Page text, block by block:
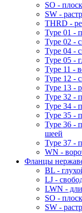
SO -
SW -
THRD -
Type 01 -
Type 02 -
Type 04 -
Type 05 -
Type 11 -
Type 12 -
Type 13 -
Type 32 -
Type 34 -
Type 35 -
Type 36 -
шеей
Type 37 -
WN -
Фланцы
BL -
LJ -
LWN -
SO -
SW -